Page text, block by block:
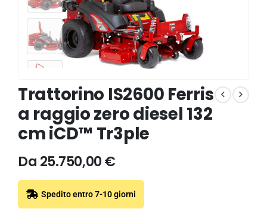
Trattorino IS2600 Ferris
a raggio zero diesel 132
cm iCD™ Tr3ple
Da 25.750,00€
Spedito entro 7-10 giorni